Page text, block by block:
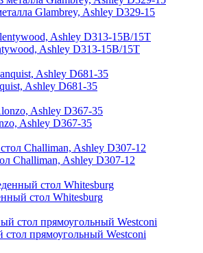
Glambrey, Ashley D329-15
Ashley D313-15B/15T
Ashley D681-35
Ashley D367-35
Challiman, Ashley D307-12
стол Whitesburg
прямоугольный Westconi